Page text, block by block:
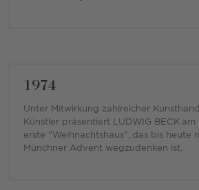
1974
Unter Mitwirkung zahlreicher
Künstler präsentiert LUDWIG BECK
erste "Weihnachtshaus", das bis heute
Münchner Advent wegzudenken ist.